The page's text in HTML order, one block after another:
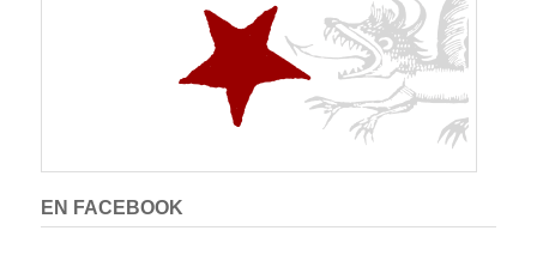
EN FACEBOOK